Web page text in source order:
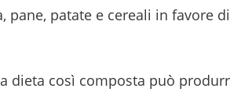
pane, patate e cereali in favore
dieta così composta può